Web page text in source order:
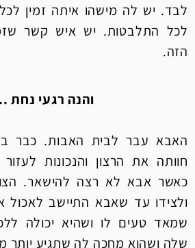
לבד. יש לה מישהו איתה זמין
לכל התלבטות. יש איש קשר
הזה.
והנה רגעי נחת
האבא עבר לבית האבות. כבר
חוותה את הרצון והנכונות
כאשר אבא לא רצה להישאר.
ולצידו עד שאבא התיישב לאכול
שמאד טעים לו ושהיא יכולה
שלה ושהוא מחכה לה שתגיע יותר